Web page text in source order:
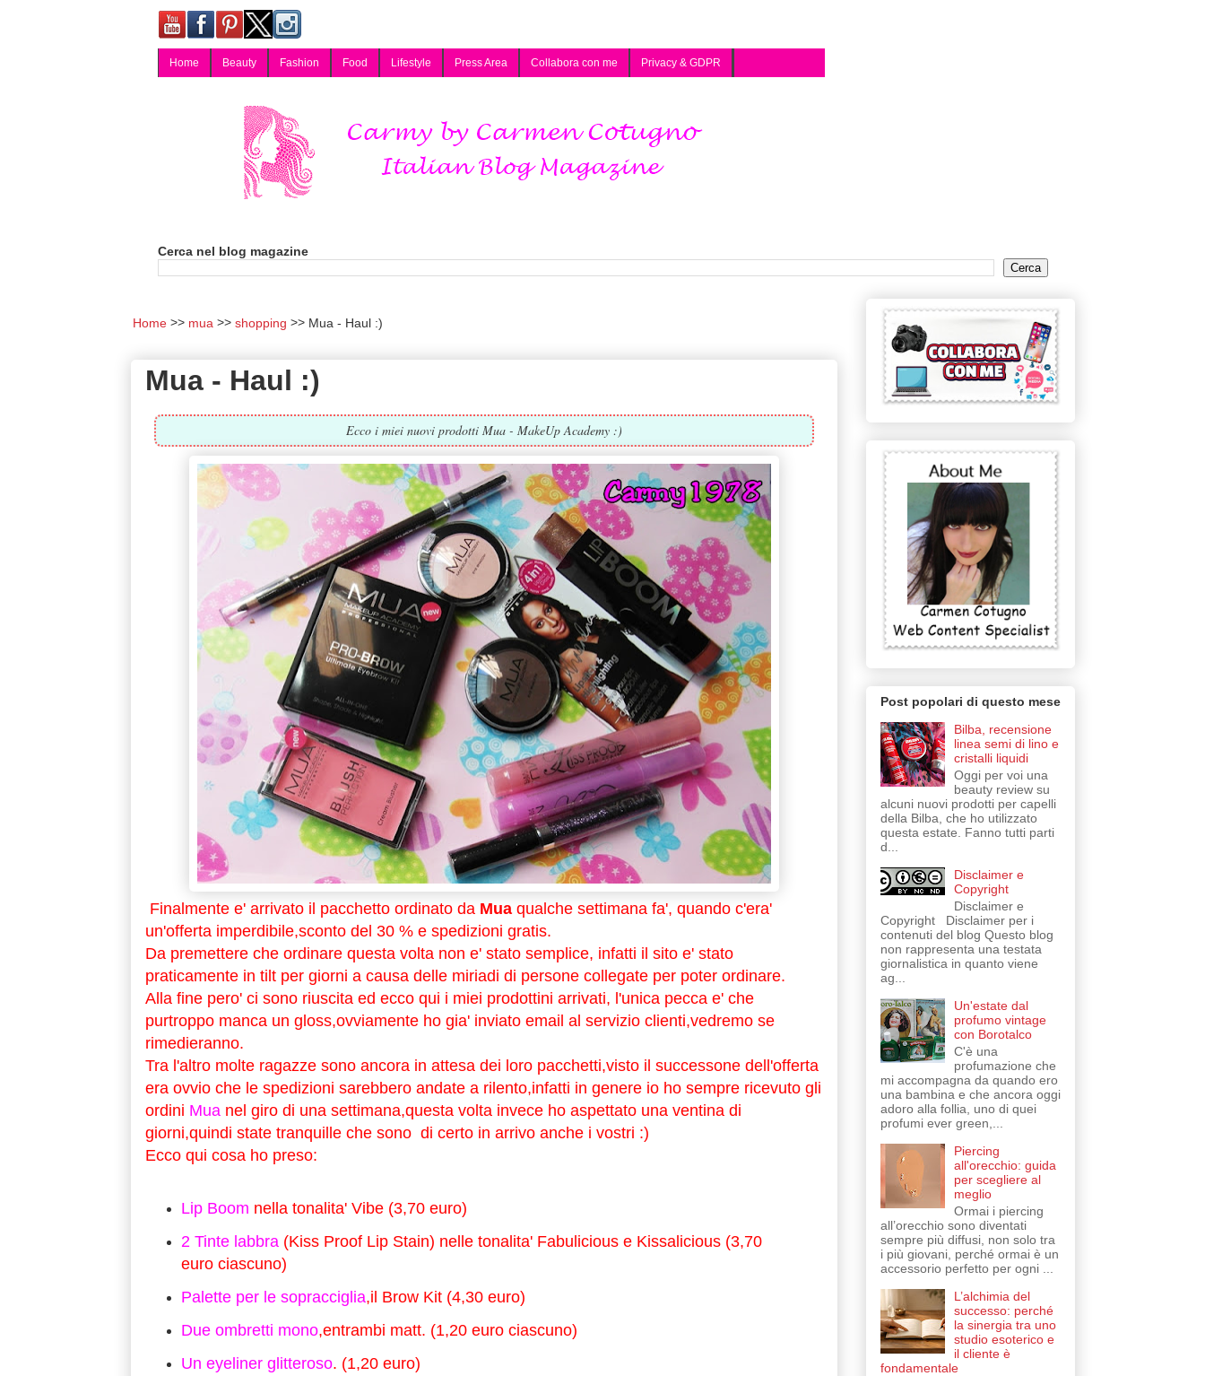
Home Beauty Fashion Food Lifestyle Press Area Collabora con me Privacy & GDPR
Cerca nel blog magazine
Home mua shopping Mua - Haul :)
Mua - Haul :)
Ecco i miei nuovi prodotti Mua - MakeUp Academy :)
Finalmente e' arrivato il pacchetto ordinato da Muaqualche settimana fa', quando c'era'
un'offerta imperdibile,sconto del 30 % e spedizioni gratis.
Da premettere che ordinare questa volta non e' stato semplice, infatti il sito e' stato
praticamente in tilt per giorni a causa delle miriadi di persone collegate per poter ordinare.
Alla fine pero' ci sono riuscita ed ecco qui i miei prodottini arrivati, l'unica pecca e' che
purtroppo manca un gloss,ovviamente ho gia' inviato email al servizio clienti,vedremo se
rimedieranno.
Tra l'altro molte ragazze sono ancora in attesa dei loro pacchetti,visto il successone dell'offerta
era ovvio che le spedizioni sarebbero andate a rilento,infatti in genere io ho sempre ricevuto gli
ordini Muanel giro di una settimana,questa volta invece ho aspettato una ventina di
giorni,quindi state tranquille che sono di certo in arrivo anche i vostri :)
Ecco qui cosa ho preso:
Lip Boom nella tonalita' Vibe (3,70 euro)
2 Tinte labbra(Kiss Proof Lip Stain) nelle tonalita' Fabulicious e Kissalicious (3,70
euro ciascuno)
Palette per le sopracciglia,il Brow Kit (4,30 euro)
Due ombretti mono,entrambi matt. (1,20 euro ciascuno)
Un eyeliner glitteroso. (1,20 euro)
Post popolari di questo mese
Bilba, recensione
linea semi di lino e
cristalli liquidi
Oggi per voi una
beauty review su
alcuni nuovi prodotti per capelli
della Bilba, che ho utilizzato
questa estate. Fanno tutti parti
d...
Disclaimer e
Copyright
Disclaimer e
Copyright Disclaimer per i
contenuti del blog Questo blog
non rappresenta una testata
giornalistica in quanto viene
ag...
Un'estate dal
profumo vintage
con Borotalco
C'è una
profumazione che
mi accompagna da quando ero
una bambina e che ancora oggi
adoro alla follia, uno di quei
profumi ever green,...
Piercing
all'orecchio: guida
per scegliere al
meglio
Ormai i piercing
all’orecchio sono diventati
sempre più diffusi, non solo tra
i più giovani, perché ormai è un
accessorio perfetto per ogni ...
L’alchimia del
successo: perché
la sinergia tra uno
studio esoterico e
il cliente è
fondamentale